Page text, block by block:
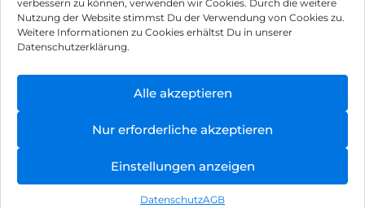
verbessern zu können, verwenden wir Cookies. Durch die weitere
Nutzung der Website stimmst Du der Verwendung von Cookies zu.
Weitere Informationen zu Cookies erhältst Du in unserer
Datenschutzerklärung.
Alle akzeptieren
Nur erforderliche akzeptieren
Einstellungen anzeigen
DatenschutzAGB
Impressum
Hinweis zur Batterieentsorgung
Newsletter
, Brodos AG – All Rights Reserved.
Können wir Dir behilflich sein?